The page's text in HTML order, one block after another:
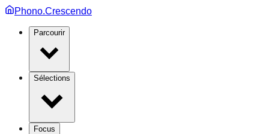
Phono.Crescendo
Parcourir
Sélections
Focus